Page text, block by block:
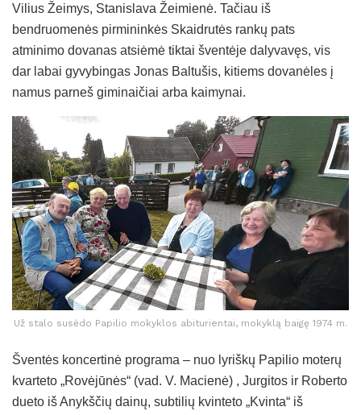
Vilius Žeimys, Stanislava Žeimienė. Tačiau iš
bendruomenės pirmininkės Skaidrutės rankų pats
atminimo dovanas atsiėmė tiktai šventėje dalyvavęs, vis
dar labai gyvybingas Jonas Baltušis, kitiems dovanėles į
namus parneš giminaičiai arba kaimynai.
Už stalo susėdo Papilio mokyklos abiturientai, mokyklą baigę 1974 m.
Šventės koncertinė programa – nuo lyriškų Papilio moterų
kvarteto „Rovėjūnės“ (vad. V. Macienė) , Jurgitos ir Roberto
dueto iš Anykščių dainų, subtilių kvinteto „Kvinta“ iš